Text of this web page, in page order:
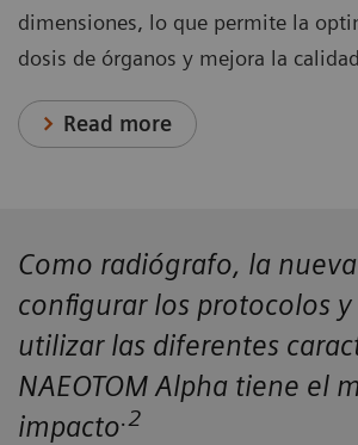
dimensiones, lo que permite la
dosis de órganos y mejora la
Read more
Como radiógrafo, la
configurar los protocolos
utilizar las diferentes
NAEOTOM Alpha tiene el
impacto.2